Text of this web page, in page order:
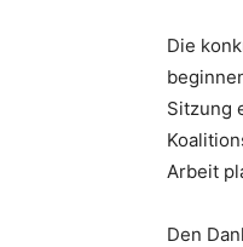
Die
Sitzung
Arbeit
Den